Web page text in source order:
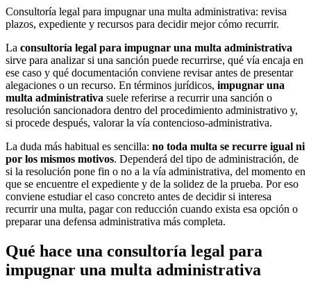
Consultoría legal para impugnar una multa administrativa: revisa
plazos, expediente y recursos para decidir mejor cómo recurrir.
La consultoría legal para impugnar una multa administrativa
sirve para analizar si una sanción puede recurrirse, qué vía encaja en
ese caso y qué documentación conviene revisar antes de presentar
alegaciones o un recurso. En términos jurídicos, impugnar una
multa administrativa suele referirse a recurrir una sanción o
resolución sancionadora dentro del procedimiento administrativo y,
si procede después, valorar la vía contencioso-administrativa.
La duda más habitual es sencilla: no toda multa se recurre igual ni
por los mismos motivos. Dependerá del tipo de administración, de
si la resolución pone fin o no a la vía administrativa, del momento en
que se encuentre el expediente y de la solidez de la prueba. Por eso
conviene estudiar el caso concreto antes de decidir si interesa
recurrir una multa, pagar con reducción cuando exista esa opción o
preparar una defensa administrativa más completa.
Qué hace una consultoría legal para
impugnar una multa administrativa